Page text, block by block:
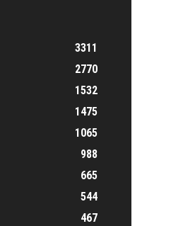
3311
2770
1532
1475
1065
988
665
544
467